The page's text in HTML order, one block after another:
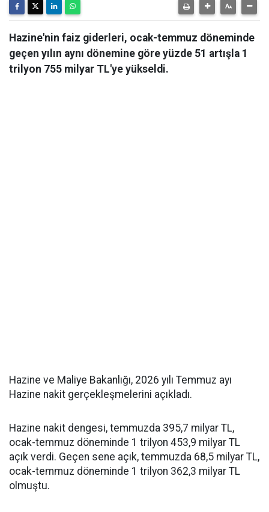
Hazine'nin faiz giderleri, ocak-temmuz döneminde
geçen yılın aynı dönemine göre yüzde 51 artışla 1
trilyon 755 milyar TL'ye yükseldi.
Hazine ve Maliye Bakanlığı, 2026 yılı Temmuz ayı
Hazine nakit gerçekleşmelerini açıkladı.
Hazine nakit dengesi, temmuzda 395,7 milyar TL,
ocak-temmuz döneminde 1 trilyon 453,9 milyar TL
açık verdi. Geçen sene açık, temmuzda 68,5 milyar TL,
ocak-temmuz döneminde 1 trilyon 362,3 milyar TL
olmuştu.